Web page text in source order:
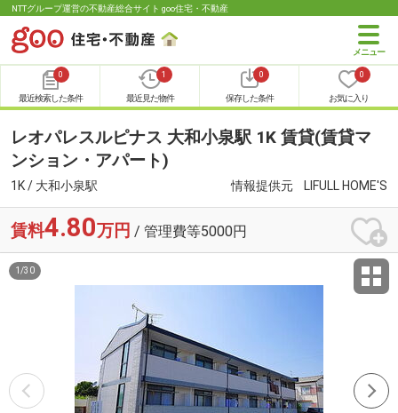
NTTグループ運営の不動産総合サイト goo住宅・不動産
0
最近検索した条件
1
最近見た物件
0
保存した条件
0
お気に入り
レオパレスルピナス 大和小泉駅 1K 賃貸(賃貸マ
ンション・アパート)
1K / 大和小泉駅 情報提供元 LIFULL HOME'S
賃料4.80万円 / 管理費等5000円
1 /30